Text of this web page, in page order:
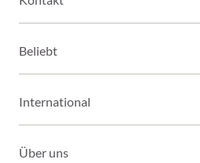
Beliebt
International
Über uns